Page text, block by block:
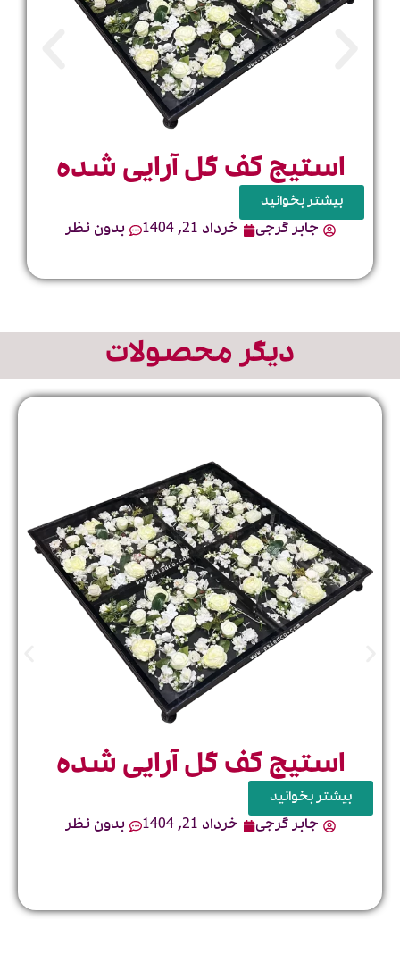
استیج کف گل آرایی شده
بیشتر بخوانید
جابر گرجی خرداد 21, 1404 بدون نظر
دیگر محصولات
استیج کف گل آرایی شده
بیشتر بخوانید
جابر گرجی خرداد 21, 1404 بدون نظر